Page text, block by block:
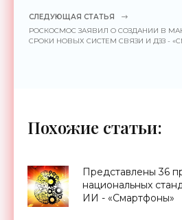
СЛЕДУЮЩАЯ СТАТЬЯ
РОСКОСМОС ЗАЯВИЛ О СОЗДАНИИ В
СРОКИ НОВЫХ СИСТЕМ СВЯЗИ И ДЗЗ -
Похожие статьи:
Представлены 36
национальных
ИИ - «Смартфоны»